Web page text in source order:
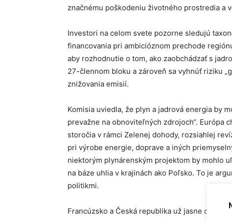
značnému poškodeniu životného prostredia a
Investori na celom svete pozorne sledujú
financovania pri ambicióznom prechode
aby rozhodnutie o tom, ako zaobchádzať s
27-člennom bloku a zároveň sa vyhnúť riziku
znižovania emisií.
Komisia uviedla, že plyn a jadrová energia by
prevažne na obnoviteľných zdrojoch“. Európa
storočia v rámci Zelenej dohody, rozsiahlej
pri výrobe energie, doprave a iných
niektorým plynárenským projektom by mohlo
na báze uhlia v krajinách ako Poľsko. To je
politikmi.
Francúzsko a Česká republika už jasne